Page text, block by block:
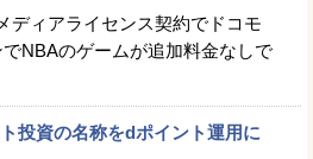
ディアライセンス契約でドコモ
NBAのゲームが追加料金なしで
投資の名称をdポイント運用に